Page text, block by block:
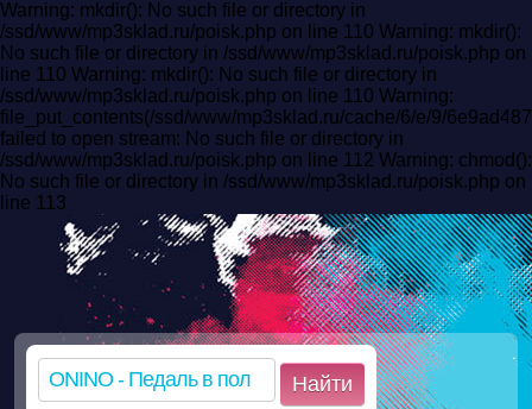
Warning: mkdir(): No such file or directory in
/ssd/www/mp3sklad.ru/poisk.php on line 110 Warning: mkdir():
No such file or directory in /ssd/www/mp3sklad.ru/poisk.php on
line 110 Warning: mkdir(): No such file or directory in
/ssd/www/mp3sklad.ru/poisk.php on line 110 Warning:
file_put_contents(/ssd/www/mp3sklad.ru/cache/6/e/9/
failed to open stream: No such file or directory in
/ssd/www/mp3sklad.ru/poisk.php on line 112 Warning: chmod():
No such file or directory in /ssd/www/mp3sklad.ru/poisk.php on
line 113
Найти